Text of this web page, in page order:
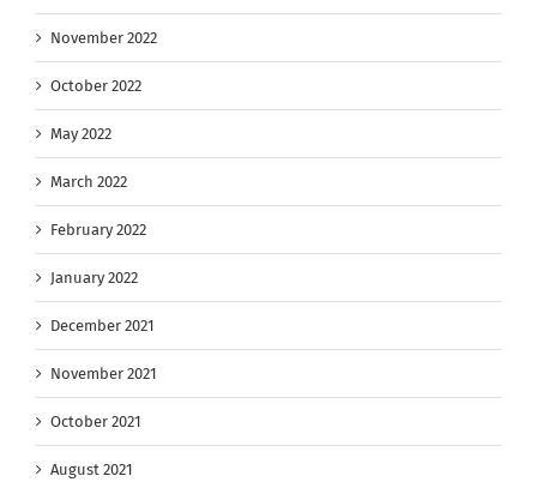
November 2022
October 2022
May 2022
March 2022
February 2022
January 2022
December 2021
November 2021
October 2021
August 2021